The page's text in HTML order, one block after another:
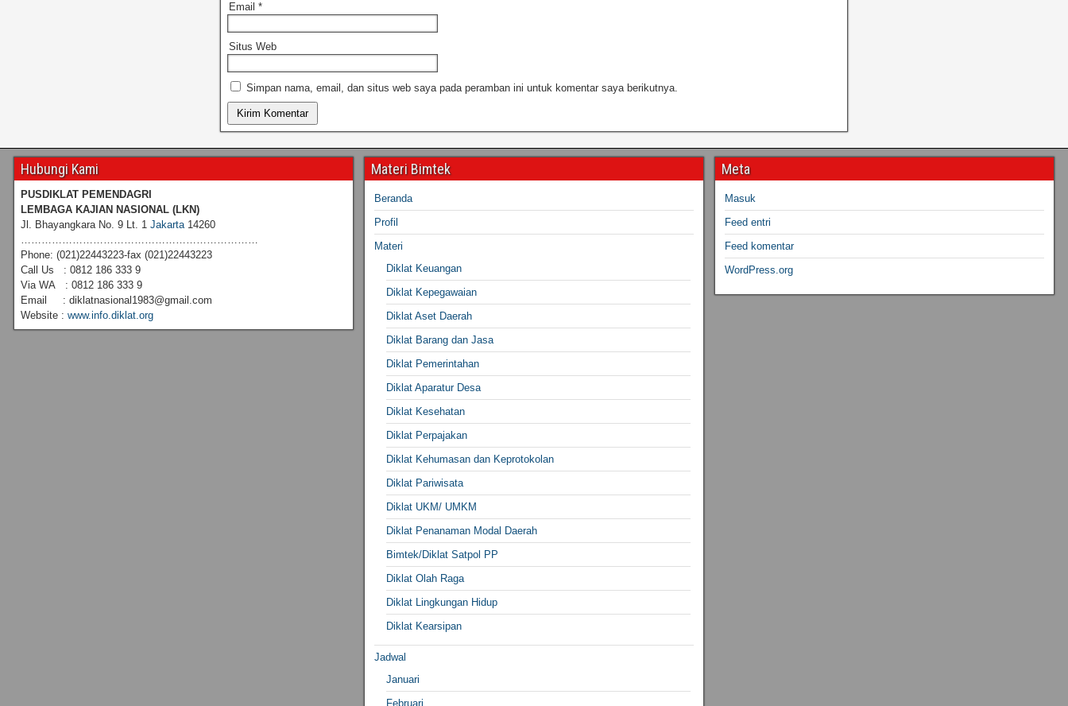
Email *
Situs Web
Simpan nama, email, dan situs web saya pada peramban ini untuk komentar saya berikutnya.
Hubungi Kami
PUSDIKLAT PEMENDAGRI
LEMBAGA KAJIAN NASIONAL (LKN)
Jl. Bhayangkara No. 9 Lt. 1 Jakarta14260
……………………………………………………………
Phone: (021)22443223-fax (021)22443223
Call Us : 0812 186 333 9
Via WA : 0812 186 333 9
Email : diklatnasional1983@gmail.com
Website : www.info.diklat.org
Materi Bimtek
Beranda
Profil
Materi
Diklat Keuangan
Diklat Kepegawaian
Diklat Aset Daerah
Diklat Barang dan Jasa
Diklat Pemerintahan
Diklat Aparatur Desa
Diklat Kesehatan
Diklat Perpajakan
Diklat Kehumasan dan Keprotokolan
Diklat Pariwisata
Diklat UKM/ UMKM
Diklat Penanaman Modal Daerah
Bimtek/Diklat Satpol PP
Diklat Olah Raga
Diklat Lingkungan Hidup
Diklat Kearsipan
Jadwal
Januari
Februari
Meta
Masuk
Feed entri
Feed komentar
WordPress.org